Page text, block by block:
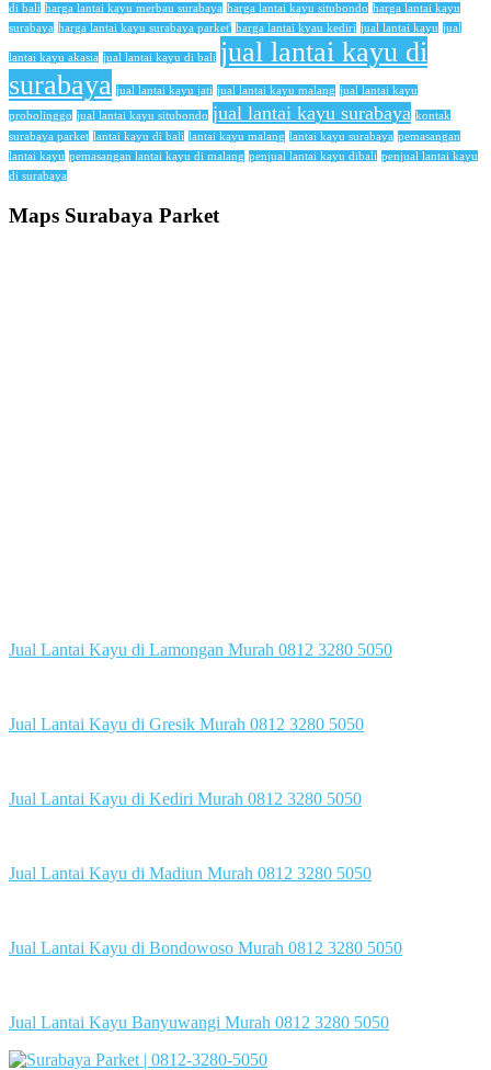
di bali harga lantai kayu merbau surabaya harga lantai kayu situbondo harga lantai kayu
surabaya harga lantai kayu surabaya parket' harga lantai kyau kediri jual lantai kayu jual
lantai kayu akasia jual lantai kayu di bali jual lantai kayu di
surabaya jual lantai kayu jati jual lantai kayu malang jual lantai kayu
probolinggo jual lantai kayu situbondo jual lantai kayu surabaya kontak
surabaya parket lantai kayu di bali lantai kayu malang lantai kayu surabaya pemasangan
lantai kayu pemasangan lantai kayu di malang penjual lantai kayu dibali penjual lantai kayu
di surabaya
Maps Surabaya Parket
Jual Lantai Kayu di Lamongan Murah 0812 3280 5050
Jual Lantai Kayu di Gresik Murah 0812 3280 5050
Jual Lantai Kayu di Kediri Murah 0812 3280 5050
Jual Lantai Kayu di Madiun Murah 0812 3280 5050
Jual Lantai Kayu di Bondowoso Murah 0812 3280 5050
Jual Lantai Kayu Banyuwangi Murah 0812 3280 5050